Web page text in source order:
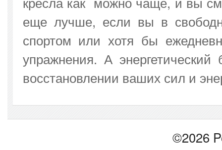
еще лучше, если вы в
спортом или хотя бы
упражнения. А
восстановлении ваших сил и
©2026